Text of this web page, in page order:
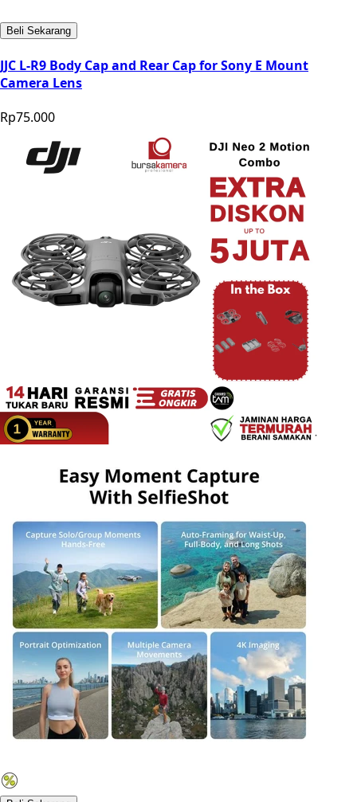
Beli Sekarang
JJC L-R9 Body Cap and Rear Cap for Sony E Mount
Camera Lens
Rp75.000